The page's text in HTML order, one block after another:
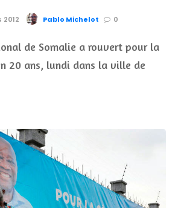
Pablo Michelot 0
de Somalie a rouvert pour la
20 ans, lundi dans la ville de